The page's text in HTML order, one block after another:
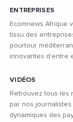
ENTREPRISES
Ecomnews Afrique
tissu des
pourtour
innovantes d’entre
VIDÉOS
Retrouvez tous les
par nos
dynamiques des